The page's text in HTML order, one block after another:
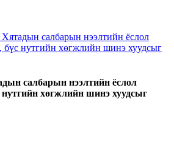
салбарын нээлтийн ёслол
бүс нутгийн хөгжлийн шинэ хуудсыг
салбарын нээлтийн ёслол
хөгжлийн шинэ хуудсыг